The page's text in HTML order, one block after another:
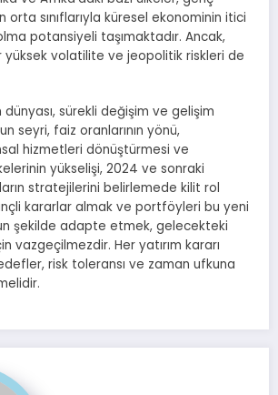
orta sınıflarıyla küresel ekonominin itici
potansiyeli taşımaktadır. Ancak,
yüksek volatilite ve jeopolitik riskleri de
dünyası, sürekli değişim ve gelişim
seyri, faiz oranlarının yönü,
hizmetleri dönüştürmesi ve
yükselişi, 2024 ve sonraki
stratejilerini belirlemede kilit rol
kararlar almak ve portföyleri bu yeni
şekilde adapte etmek, gelecekteki
vazgeçilmezdir. Her yatırım kararı
risk toleransı ve zaman ufkuna